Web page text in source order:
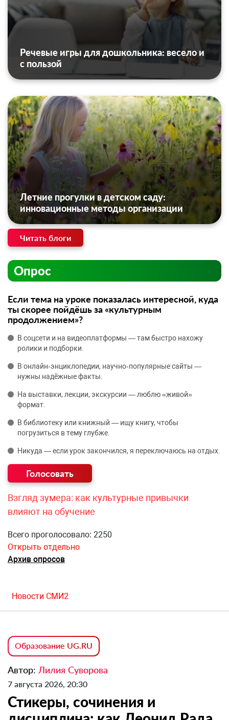
Речевые игры для дошкольника: весело и
с пользой
Летние прогулки в детском саду:
инновационные методы организации
Читать блоги
Опрос
Если тема на уроке показалась интересной, куда
ты скорее пойдёшь за «культурным
продолжением»?
В соцсети и на видеоплатформы — там быстро нахожу
ролики и подборки.
В онлайн‑энциклопедии, научно‑популярные сайты —
нужны надёжные факты.
На выставки, лекции, экскурсии — люблю «живой»
формат.
В библиотеку или книжный — ищу книгу, чтобы
погрузиться в тему глубже.
Никуда — если урок закончился, я переключаюсь на отдых.
Взгляд зумера: как культурные привычки
влияют на обучение
Всего проголосовало: 2250
Открыть отдельно
Архив опросов
Новости СМИ2
Образование UG.RU
Автор: Лилия Суворова
7 августа 2026, 20:30
Стикеры, сочинения и